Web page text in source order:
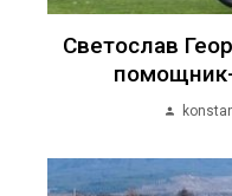
Светослав